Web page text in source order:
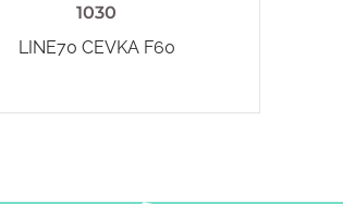
1030
LINE70 CEVKA F60